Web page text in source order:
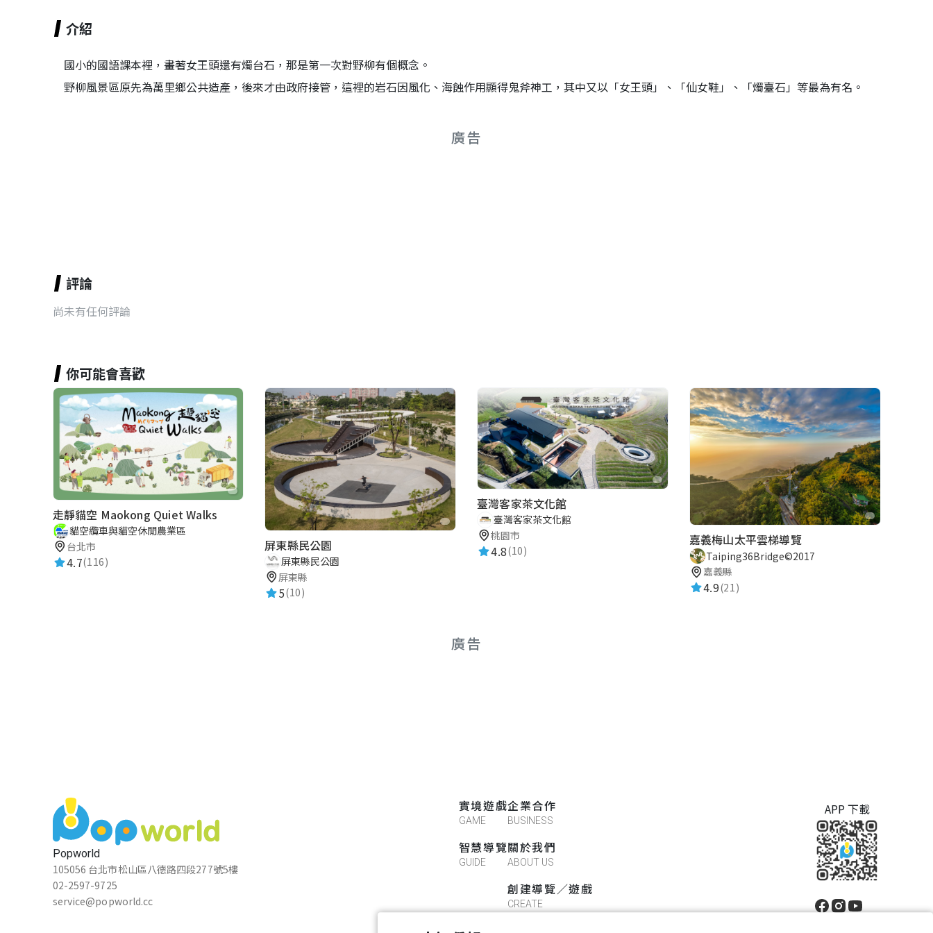
介紹
國小的國語課本裡，畫著女王頭還有燭台石，那是第一次對野柳有個概念。
野柳風景區原先為萬里鄉公共造產，後來才由政府接管，這裡的岩石因風化、海蝕作用顯得鬼斧神工，其中又以「女王頭」、「仙女鞋」、「燭臺石」等最為有名。
廣告
評論
尚未有任何評論
你可能會喜歡
走靜貓空 Maokong Quiet Walks
貓空纜車與貓空休閒農業區
台北市
4.7(116)
屏東縣民公園
屏東縣民公園
屏東縣
5(10)
臺灣客家茶文化館
臺灣客家茶文化館
桃園市
4.8(10)
嘉義梅山太平雲梯導覽
Taiping36Bridge©2017
嘉義縣
4.9(21)
廣告
Popworld
105056 台北市松山區八德路四段277號5樓
02-2597-9725
service@popworld.cc
實境遊戲
GAME
智慧導覽
GUIDE
企業合作
BUSINESS
關於我們
ABOUT US
創建導覽／遊戲
CREATE
APP 下載